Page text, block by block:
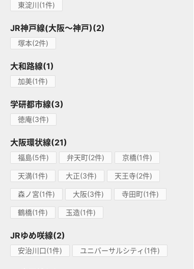
東淀川(1件)
JR神戸線(大阪～神戸)(2)
塚本(2件)
大和路線(1)
加美(1件)
学研都市線(3)
徳庵(3件)
大阪環状線(21)
福島(5件) 弁天町(2件) 京橋(1件)
天満(1件) 大正(3件) 天王寺(2件)
森ノ宮(1件) 大阪(3件) 寺田町(1件)
鶴橋(1件) 玉造(1件)
JRゆめ咲線(2)
安治川口(1件) ユニバーサルシティ(1件)